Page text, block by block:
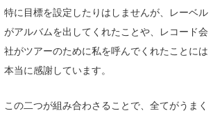
特に目標を設定したりはしませんが、レーベル
がアルバムを出してくれたことや、レコード会
社がツアーのために私を呼んでくれたことには
本当に感謝しています。
この二つが組み合わさることで、全てがうまく